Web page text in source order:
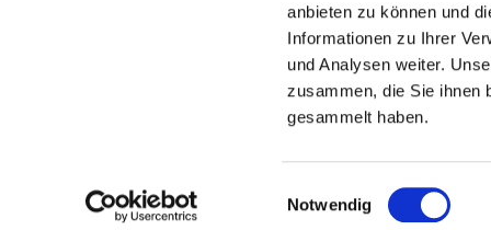
anbieten zu können und
Informationen zu Ihrer
und Analysen weiter.
zusammen, die Sie ihnen
gesammelt haben.
Einwilligungsauswahl
Notwendig